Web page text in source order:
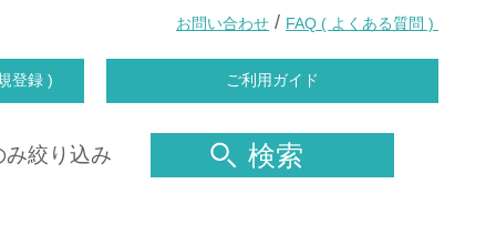
お問い合わせ / FAQ ( よくある質問 )
登録 ) ご利用ガイド
み絞り込み 検索